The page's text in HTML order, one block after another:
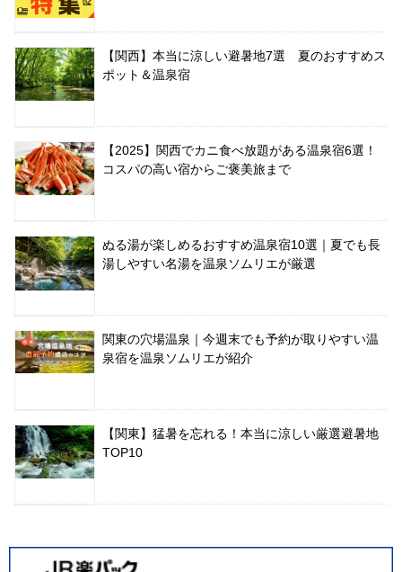
【関西】本当に涼しい避暑地7選 夏のおすすめス
ポット＆温泉宿
【2025】関西でカニ食べ放題がある温泉宿6選！
コスパの高い宿からご褒美旅まで
ぬる湯が楽しめるおすすめ温泉宿10選｜夏でも長
湯しやすい名湯を温泉ソムリエが厳選
関東の穴場温泉｜今週末でも予約が取りやすい温
泉宿を温泉ソムリエが紹介
【関東】猛暑を忘れる！本当に涼しい厳選避暑地
TOP10